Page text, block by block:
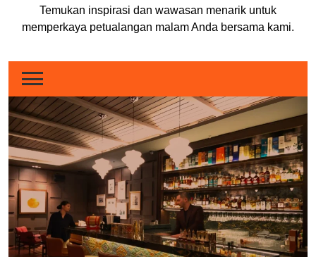
Temukan inspirasi dan wawasan menarik untuk
memperkaya petualangan malam Anda bersama kami.